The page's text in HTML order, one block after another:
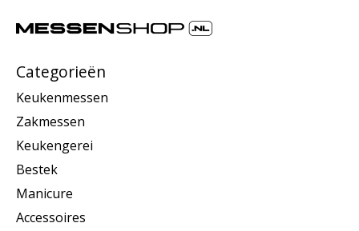
Categorieën
Keukenmessen
Zakmessen
Keukengerei
Bestek
Manicure
Accessoires